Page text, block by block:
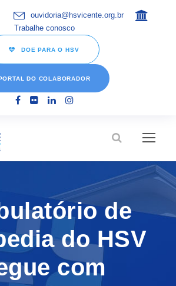
ouvidoria@hsvicente.org.br
Trabalhe conosco
DOE PARA O HSV
DO COLABORADOR
de
do HSV
com